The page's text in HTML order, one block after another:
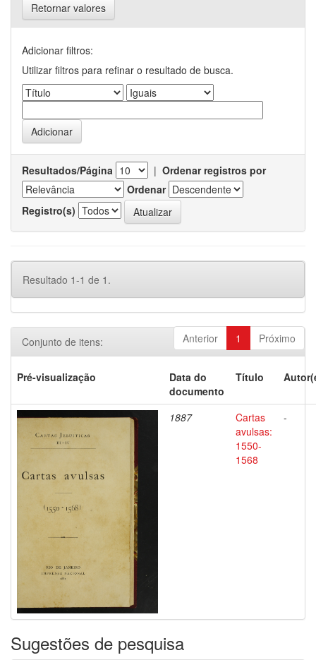
Retornar valores
Adicionar filtros:
Utilizar filtros para refinar o resultado de busca.
Resultados/Página | Ordenar registros por
Ordenar
Registro(s)
Resultado 1-1 de 1.
Anterior 1 Próximo
Conjunto de itens:
Pré-visualização
Data do
documento
Título
1887
Cartas
avulsas:
1550-
1568
-
Sugestões de pesquisa